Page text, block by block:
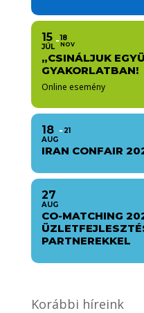
15
JÚL
18
NOV
„CSINÁLJUK
GYAKORLATBAN!
Online esemény
18
AUG
21
IRAN CONFAIR
27
AUG
CO-MATCHING
PARTNEREKKEL
Korábbi híreink